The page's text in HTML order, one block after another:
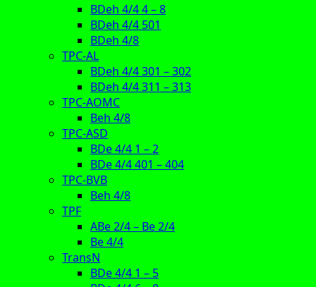
BDeh 4/4 4 – 8
BDeh 4/4 501
BDeh 4/8
TPC-AL
BDeh 4/4 301 – 302
BDeh 4/4 311 – 313
TPC-AOMC
Beh 4/8
TPC-ASD
BDe 4/4 1 – 2
BDe 4/4 401 – 404
TPC-BVB
Beh 4/8
TPF
ABe 2/4 – Be 2/4
Be 4/4
TransN
BDe 4/4 1 – 5